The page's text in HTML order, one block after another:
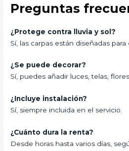
Preguntas
¿Protege contra lluvia y sol?
Sí, las carpas están diseñadas para
¿Se puede decorar?
Sí, puedes añadir luces, telas,
¿Incluye instalación?
Sí, siempre incluida en el servicio.
¿Cuánto dura la renta?
Desde horas hasta varios días,